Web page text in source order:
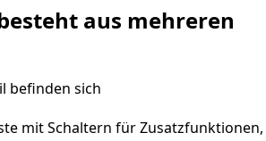
aus mehreren
befinden sich
mit Schaltern für Zusatzfunktionen,